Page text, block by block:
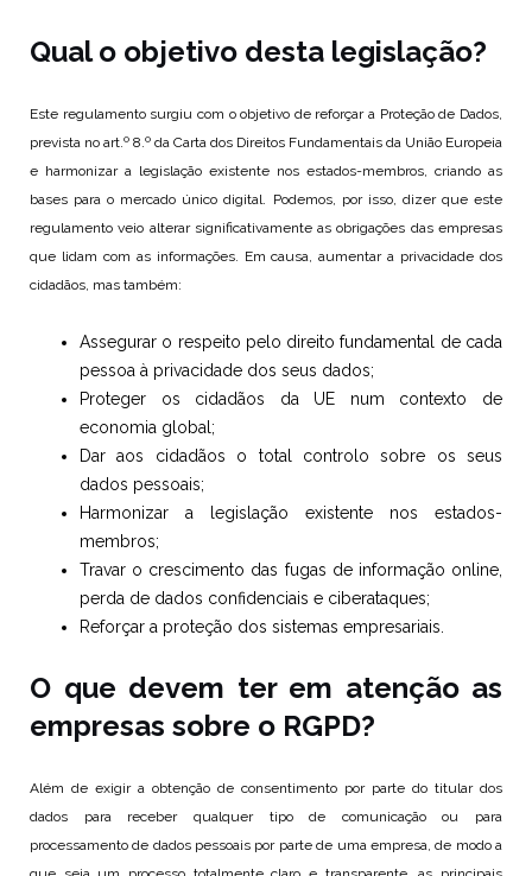
Qual o objetivo desta legislação?
Este regulamento surgiu com o objetivo de reforçar a Proteção de Dados,
prevista no art.º 8.º da Carta dos Direitos Fundamentais da União Europeia
e harmonizar a legislação existente nos estados-membros, criando as
bases para o mercado único digital. Podemos, por isso, dizer que este
regulamento veio alterar significativamente as obrigações das empresas
que lidam com as informações. Em causa, aumentar a privacidade dos
cidadãos, mas também:
Assegurar o respeito pelo direito fundamental de cada
pessoa à privacidade dos seus dados;
Proteger os cidadãos da UE num contexto de
economia global;
Dar aos cidadãos o total controlo sobre os seus
dados pessoais;
Harmonizar a legislação existente nos estados-
membros;
Travar o crescimento das fugas de informação online,
perda de dados confidenciais e ciberataques;
Reforçar a proteção dos sistemas empresariais.
O que devem ter em atenção as
empresas sobre o RGPD?
Além de exigir a obtenção de consentimento por parte do titular dos
dados para receber qualquer tipo de comunicação ou para
processamento de dados pessoais por parte de uma empresa, de modo a